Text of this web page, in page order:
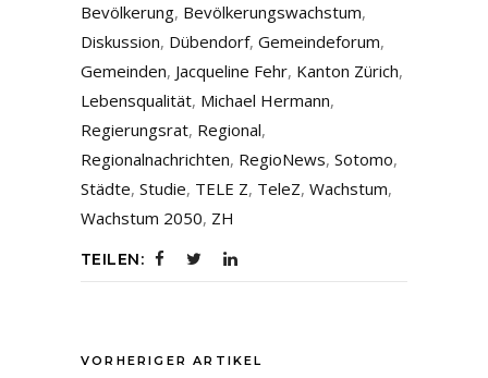
Bevölkerung, Bevölkerungswachstum,
Diskussion, Dübendorf, Gemeindeforum,
Gemeinden, Jacqueline Fehr, Kanton Zürich,
Lebensqualität, Michael Hermann,
Regierungsrat, Regional,
Regionalnachrichten, RegioNews, Sotomo,
Städte, Studie, TELE Z, TeleZ, Wachstum,
Wachstum 2050, ZH
TEILEN:
VORHERIGER ARTIKEL